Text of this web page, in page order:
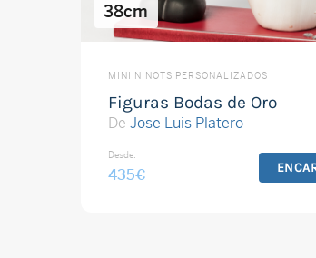
38cm
MINI NINOTS PERSONALIZADOS
Figuras Bodas de Oro
De Jose Luis Platero
Desde:
435€